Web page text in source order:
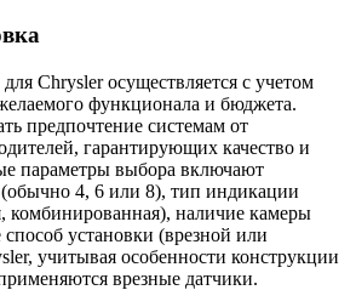
Chrysler осуществляется с учетом
функционала и бюджета.
предпочтение системам от
гарантирующих качество и
параметры выбора включают
(обычно 4, 6 или 8), тип индикации
комбинированная), наличие камеры
способ установки (врезной или
учитывая особенности конструкции
врезные датчики.